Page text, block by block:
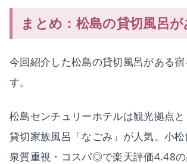
まとめ：松島の貸切風呂
今回紹介した松島の貸切風呂がある宿
す。
松島センチュリーホテルは観光拠点と
貸切家族風呂「なごみ」が人気。小
泉質重視・コスパ◎で楽天評価4.48